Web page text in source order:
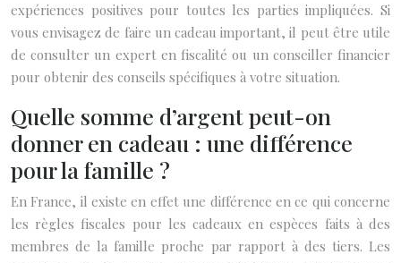
expériences positives pour toutes les parties impliquées. Si
vous envisagez de faire un cadeau important, il peut être utile
de consulter un expert en fiscalité ou un conseiller financier
pour obtenir des conseils spécifiques à votre situation.
Quelle somme d’argent peut-on
donner en cadeau : une différence
pour la famille ?
En France, il existe en effet une différence en ce qui concerne
les règles fiscales pour les cadeaux en espèces faits à des
membres de la famille proche par rapport à des tiers. Les